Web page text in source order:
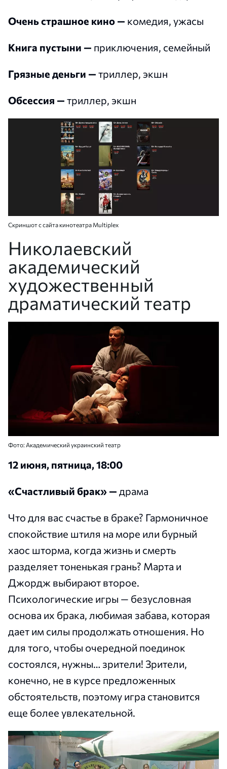
Очень страшное кино — комедия, ужасы
Книга пустыни — приключения, семейный
Грязные деньги — триллер, экшн
Обсессия — триллер, экшн
Скриншот с сайта кинотеатра Multiplex
Николаевский
академический
художественный
драматический театр
Фото: Академический украинский театр
12 июня, пятница, 18:00
«Счастливый брак» — драма
Что для вас счастье в браке? Гармоничное
спокойствие штиля на море или бурный
хаос шторма, когда жизнь и смерть
разделяет тоненькая грань? Марта и
Джордж выбирают второе.
Психологические игры — безусловная
основа их брака, любимая забава, которая
дает им силы продолжать отношения. Но
для того, чтобы очередной поединок
состоялся, нужны… зрители! Зрители,
конечно, не в курсе предложенных
обстоятельств, поэтому игра становится
еще более увлекательной.